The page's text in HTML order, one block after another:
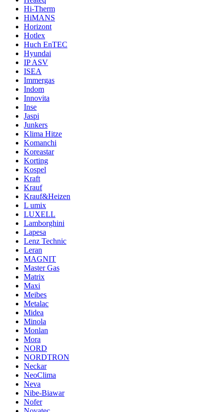
Hi-Therm
HiMANS
Horizont
Hotlex
Huch EnTEC
Hyundai
IP ASV
ISEA
Immergas
Indom
Innovita
Inse
Jaspi
Junkers
Klima Hitze
Komanchi
Koreastar
Korting
Kospel
Kraft
Krauf
Krauf&Heizen
L umix
LUXELL
Lamborghini
Lapesa
Lenz Technic
Leran
MAGNIT
Master Gas
Matrix
Maxi
Meibes
Metalac
Midea
Minola
Monlan
Mora
NORD
NORDTRON
Neckar
NeoClima
Neva
Nibe-Biawar
Nofer